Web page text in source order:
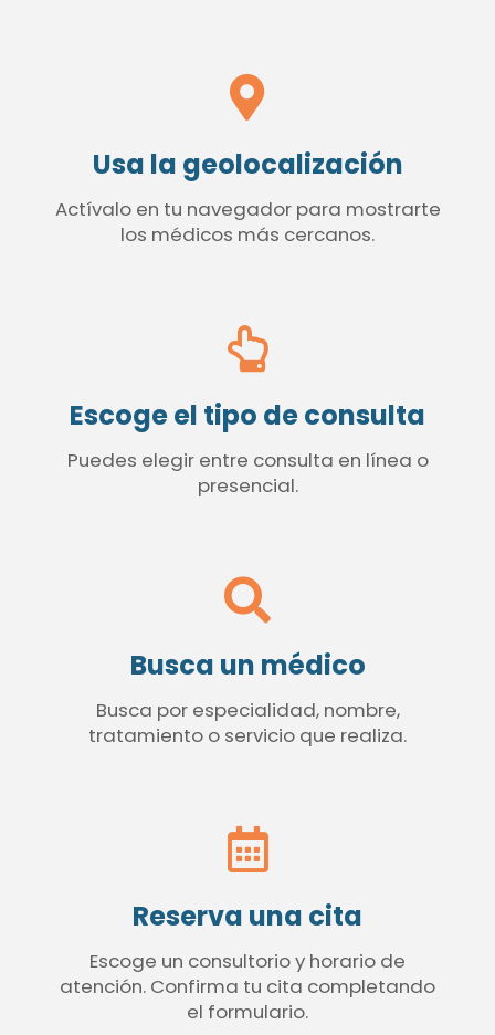
Usa la geolocalización
Actívalo en tu navegador para mostrarte
los médicos más cercanos.
Escoge el tipo de consulta
Puedes elegir entre consulta en línea o
presencial.
Busca un médico
Busca por especialidad, nombre,
tratamiento o servicio que realiza.
Reserva una cita
Escoge un consultorio y horario de
atención. Confirma tu cita completando
el formulario.